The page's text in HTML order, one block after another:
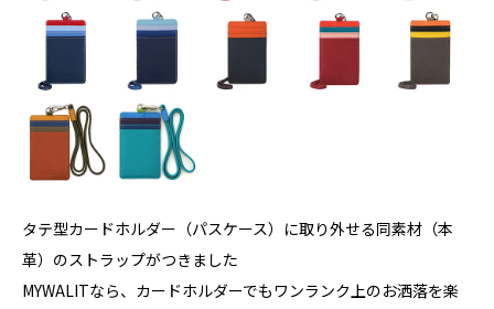
タテ型カードホルダー（パスケース）に取り外せる同素材（本
革）のストラップがつきました
MYWALITなら、カードホルダーでもワンランク上のお洒落を楽